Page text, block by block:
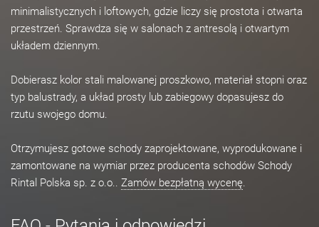
minimalistycznych i loftowych, gdzie liczy się prostota i otwarta
przestrzeń. Sprawdza się w salonach z antresolą i otwartym
układem dziennym.
Dobierasz kolor stali malowanej proszkowo, materiał stopni oraz
typ balustrady, a układ prosty lub zabiegowy dopasujesz do
rzutu swojego domu.
Otrzymujesz gotowe schody zaprojektowane, wyprodukowane i
zamontowane na wymiar przez producenta schodów Schody
Rintal Polska sp. z o.o.. Zamów bezpłatną wycenę.